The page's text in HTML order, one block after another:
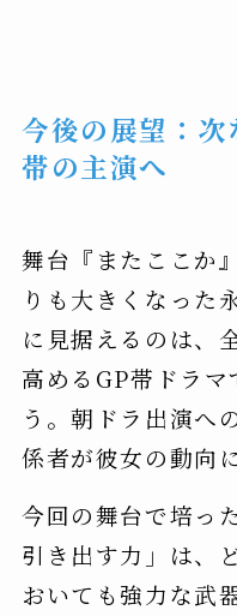
今後の展望：
帯の主演へ
舞台『またここか
りも大きくなった
に見据えるのは、
高めるGP帯ドラ
う。朝ドラ出演へ
係者が彼女の動向
今回の舞台で培っ
引き出す力」は、
おいても強力な武